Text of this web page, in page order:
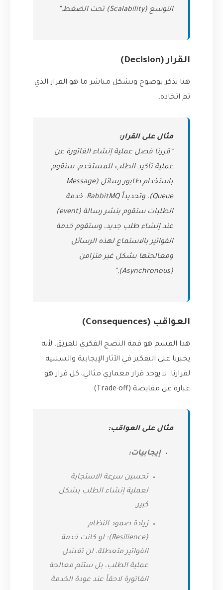
التوسع (Scalability) تحت الضغط.”
القرار (Decision)
هنا نذكر بوضوح وبشكل مباشر ما هو القرار الذي
تم اتخاذه.
مثال على القرار:
“قررنا فصل عملية إنشاء الفاتورة عن
عملية تأكيد الطلب للمستخدم. سنقوم
باستخدام طابور رسائل (Message
Queue)، وتحديداً RabbitMQ. خدمة
الطلبات ستقوم بنشر رسالة (event)
عند إنشاء طلب جديد، وستقوم خدمة
الفواتير بالاستماع لهذه الرسائل
ومعالجتها بشكل غير متزامن
(Asynchronous).”
العواقب (Consequences)
هذا القسم هو قمة النضج الفكري للفريق، لأنه
يجبرنا على التفكير في الآثار الإيجابية والسلبية
لقرارنا. لا يوجد قرار معماري مثالي، كل قرار هو
عبارة عن مقايضة (Trade-off).
مثال على العواقب:
إيجابيات:
تحسين سرعة الاستجابة
لعملية إنشاء الطلب بشكل
كبير.
زيادة صمود النظام
(Resilience)؛ لو كانت خدمة
الفواتير متعطلة، لن تفشل
عملية الطلب، بل ستتم معالجة
الفاتورة لاحقاً عند عودة الخدمة